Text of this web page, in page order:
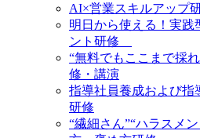
AI×営業スキルアップ
明日から使える！実践
ント研修
“無料でもここまで採
修・講演
指導社員養成および指
研修
“繊細さん”“ハラスメ